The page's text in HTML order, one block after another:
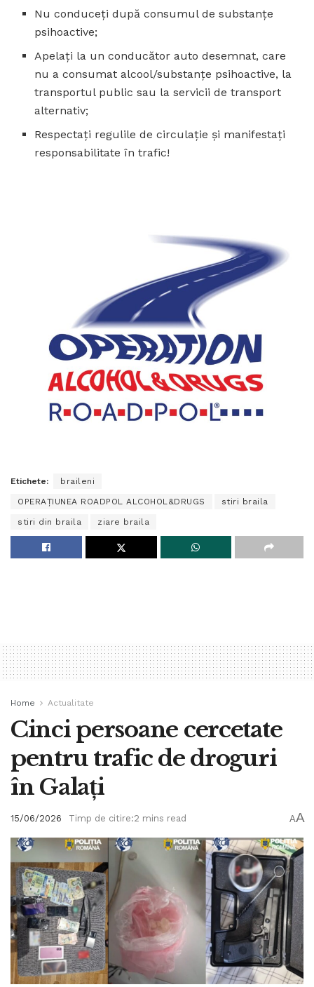
Nu conduceți după consumul de substanțe
psihoactive;
Apelați la un conducător auto desemnat, care
nu a consumat alcool/substanțe psihoactive, la
transportul public sau la servicii de transport
alternativ;
Respectați regulile de circulație și manifestați
responsabilitate în trafic!
Etichete: braileni
OPERAȚIUNEA ROADPOL ALCOHOL&DRUGS stiri braila
stiri din braila ziare braila
Home Actualitate
Cinci persoane cercetate
pentru trafic de droguri
în Galați
15/06/2026 Timp de citire:2 mins read AA